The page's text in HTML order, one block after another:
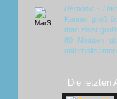
Demonic -
Kenner groß
man zwar
80 Minuten
Die letzten